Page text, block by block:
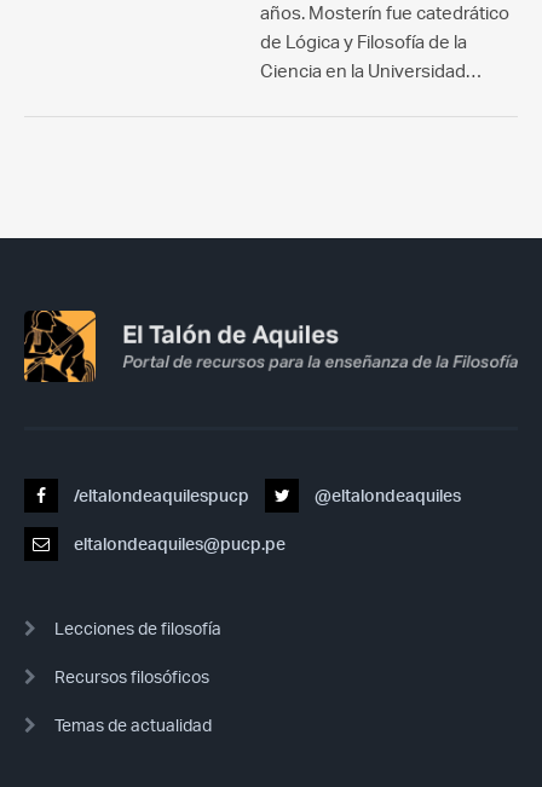
años. Mosterín fue catedrático
de Lógica y Filosofía de la
Ciencia en la Universidad…
/eltalondeaquilespucp @eltalondeaquiles
eltalondeaquiles@pucp.pe
Lecciones de filosofía
Recursos filosóficos
Temas de actualidad